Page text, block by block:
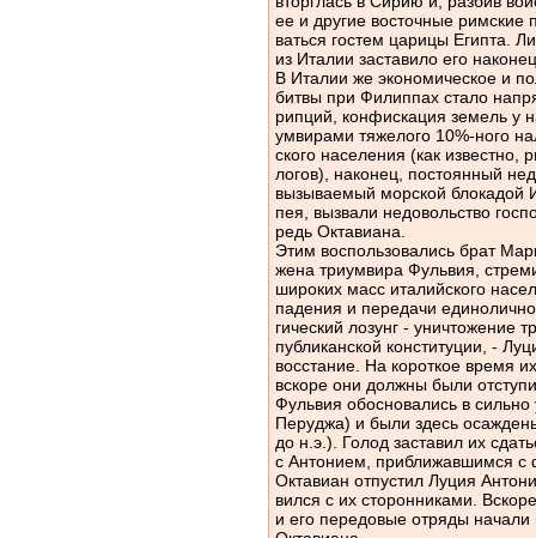
ее и другие восточные
ваться гостем царицы Египта.
из Италии заставило его
В Италии же экономическое и
битвы при Филиппах стало
рипций, конфискация земель у
умвирами тяжелого 10%-ного
ского населения (как известно,
логов), наконец, постоянный
вызываемый морской
пея, вызвали недовольство
редь Октавиана.
Этим воспользовались брат
жена триумвира Фульвия,
широких масс италийского
падения и передачи
гический лозунг - уничтожение
публиканской конституции, -
восстание. На короткое время
вскоре они должны были
Фульвия обосновались в
Перуджа) и были здесь
до н.э.). Голод заставил их
с Антонием, приближавшимся
Октавиан отпустил Луция
вился с их сторонниками.
и его передовые отряды